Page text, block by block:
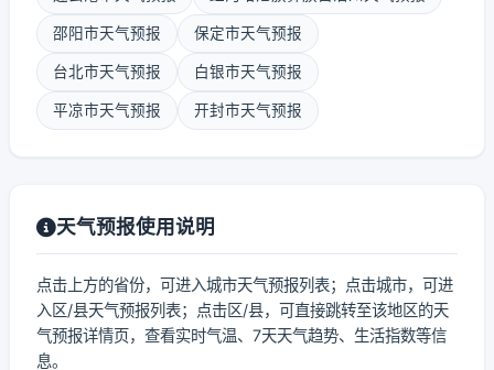
邵阳市天气预报 保定市天气预报
台北市天气预报 白银市天气预报
平凉市天气预报 开封市天气预报
天气预报使用说明
点击上方的省份，可进入城市天气预报列表；点击城市，可进
入区/县天气预报列表；点击区/县，可直接跳转至该地区的天
气预报详情页，查看实时气温、7天天气趋势、生活指数等信
息。